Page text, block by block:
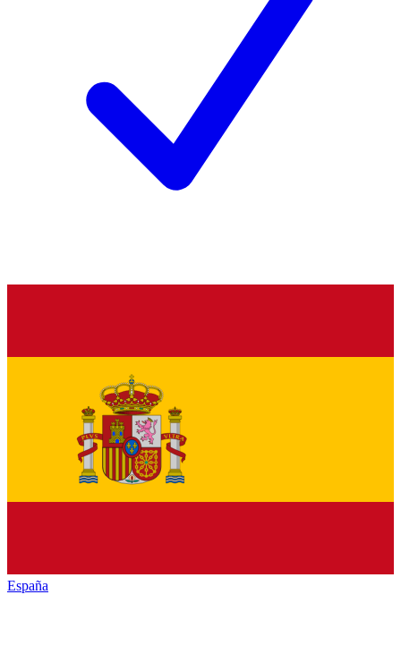
España